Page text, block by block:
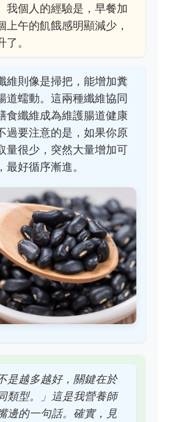
我個人的經驗是，早餐加
上午的飢餓感明顯減少，
。
維則像是掃把，能增加糞
道蠕動。這兩種纖維協同
食纖維成為維護腸道健康
過要注意的是，如果你原
量很少，突然大量增加可
好循序漸進。
是越多越好，關鍵在於
類型。」這是我營養師
邊的一句話。確實，見